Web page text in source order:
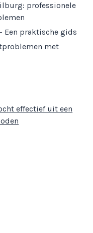
professionele
Een praktische gids
met
effectief uit een